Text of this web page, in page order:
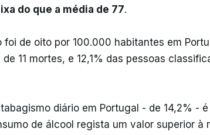
do que a média de 77.
foi de oito por 100.000 habitantes em
de 11 mortes, e 12,1% das pessoas
diário em Portugal - de 14,2% -
de álcool regista um valor superior à